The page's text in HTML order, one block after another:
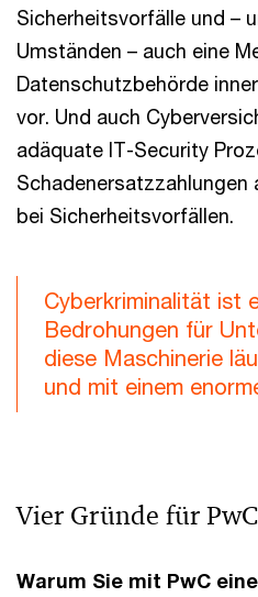
Sicherheitsvorfälle und –
Umständen – auch eine
Datenschutzbehörde
vor. Und auch
adäquate IT-Security
Schadenersatzzahlungen
bei Sicherheitsvorfällen.
Cyberkriminalität ist
Bedrohungen für
diese Maschinerie
und mit einem
Vier Gründe für PwC
Warum Sie mit PwC